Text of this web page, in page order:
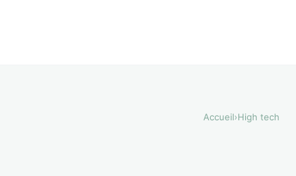
Accueil›High tech